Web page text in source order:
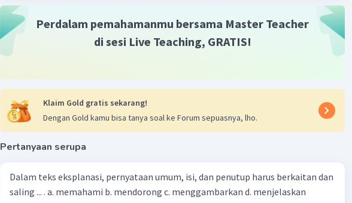
Perdalam pemahamanmu bersama Master Teacher
di sesi Live Teaching, GRATIS!
Klaim Gold gratis sekarang!
Dengan Gold kamu bisa tanya soal ke Forum sepuasnya, lho.
Pertanyaan serupa
Dalam teks eksplanasi, pernyataan umum, isi, dan penutup harus berkaitan dan
saling ... . a. memahami b. mendorong c. menggambarkan d. menjelaskan